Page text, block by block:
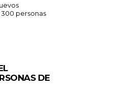
personas
DE